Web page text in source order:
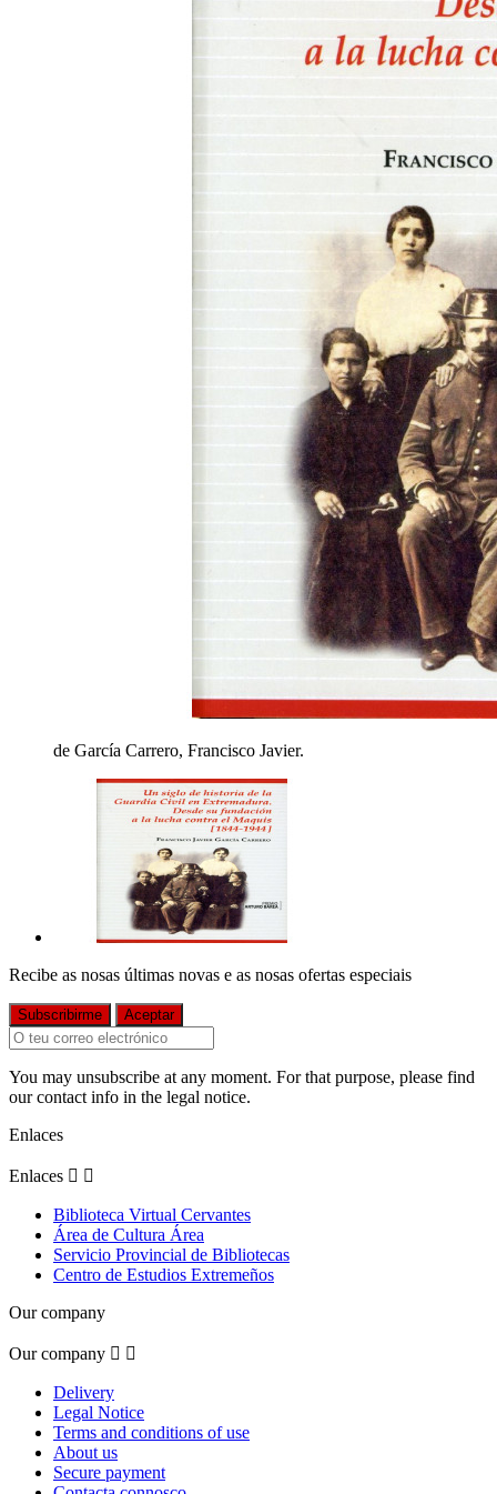
de García Carrero, Francisco Javier.
Recibe as nosas últimas novas e as nosas ofertas especiais
You may unsubscribe at any moment. For that purpose, please find
our contact info in the legal notice.
Enlaces
Enlaces  
Biblioteca Virtual Cervantes
Área de Cultura Área
Servicio Provincial de Bibliotecas
Centro de Estudios Extremeños
Our company
Our company  
Delivery
Legal Notice
Terms and conditions of use
About us
Secure payment